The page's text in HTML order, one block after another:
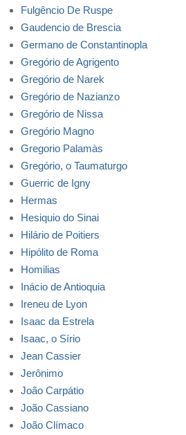
Fulgêncio De Ruspe
Gaudencio de Brescia
Germano de Constantinopla
Gregório de Agrigento
Gregório de Narek
Gregório de Nazianzo
Gregório de Nissa
Gregório Magno
Gregorio Palamàs
Gregório, o Taumaturgo
Guerric de Igny
Hermas
Hesiquio do Sinai
Hilário de Poitiers
Hipólito de Roma
Homilias
Inácio de Antioquia
Ireneu de Lyon
Isaac da Estrela
Isaac, o Sírio
Jean Cassier
Jerônimo
João Carpátio
João Cassiano
João Clímaco